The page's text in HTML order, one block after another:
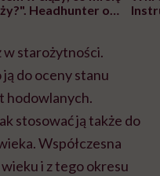
Headhunter o
w starożytności.
do oceny stanu
hodowlanych.
stosować ją także do
Współczesna
i z tego okresu